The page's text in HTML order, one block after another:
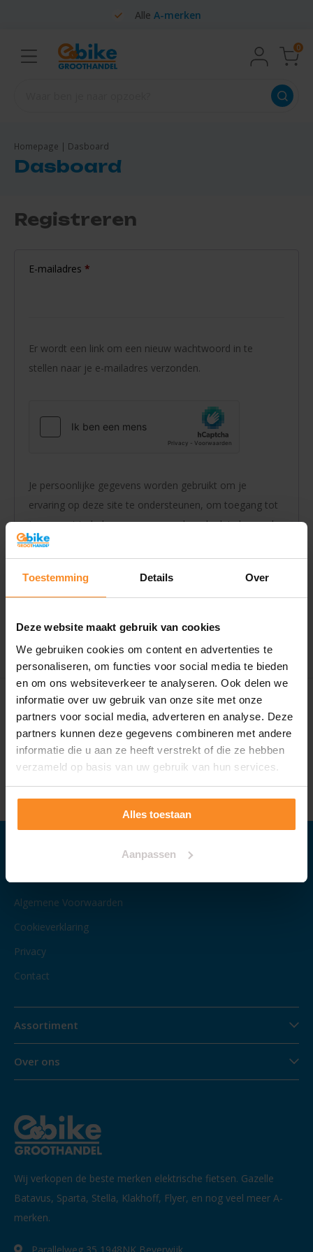
Toestemming Details Over
Deze website maakt gebruik van cookies
We gebruiken cookies om content en advertenties te
personaliseren, om functies voor social media te bieden
en om ons websiteverkeer te analyseren. Ook delen we
informatie over uw gebruik van onze site met onze
partners voor social media, adverteren en analyse. Deze
partners kunnen deze gegevens combineren met andere
informatie die u aan ze heeft verstrekt of die ze hebben
verzameld op basis van uw gebruik van hun services.
Alles toestaan
Aanpassen
Alle A-merken
0
Homepage | Dasboard
Dasboard
Registreren
E-mailadres *
Er wordt een link om een nieuw wachtwoord in te
stellen naar je e-mailadres verzonden.
Je persoonlijke gegevens worden gebruikt om je
ervaring op deze site te ondersteunen, om toegang tot
je account te beheren en voor andere doeleinden zoals
omschreven in ons
Registreren
Onze service
AlleA-merken
Directleverbaar
Levering in NL en BE
Altijd mooie ennette fietsen
Algemene Voorwaarden
Cookieverklaring
Privacy
Contact
Assortiment
Over ons
Wij verkopen de beste merken elektrische fietsen. Gazelle
Batavus, Sparta, Stella, Klakhoff, Flyer, en nog veel meer A-
merken.
Parallelweg 35 1948NK Beverwijk